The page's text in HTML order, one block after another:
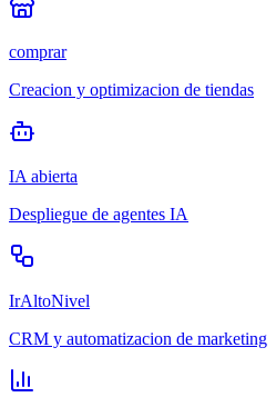
comprar
Creacion y optimizacion de tiendas
IA abierta
Despliegue de agentes IA
IrAltoNivel
CRM y automatizacion de marketing